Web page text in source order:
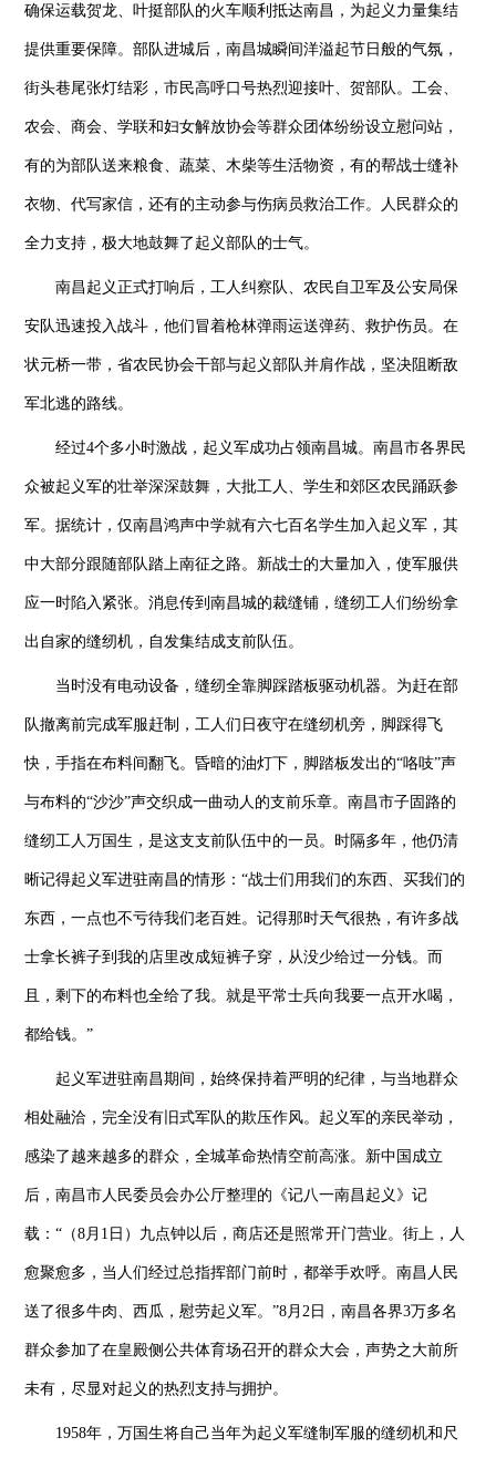
确保运载贺龙、叶挺部队的火车顺利抵达南昌，为起义力量集结
提供重要保障。部队进城后，南昌城瞬间洋溢起节日般的气氛，
街头巷尾张灯结彩，市民高呼口号热烈迎接叶、贺部队。工会、
农会、商会、学联和妇女解放协会等群众团体纷纷设立慰问站，
有的为部队送来粮食、蔬菜、木柴等生活物资，有的帮战士缝补
衣物、代写家信，还有的主动参与伤病员救治工作。人民群众的
全力支持，极大地鼓舞了起义部队的士气。
南昌起义正式打响后，工人纠察队、农民自卫军及公安局保
安队迅速投入战斗，他们冒着枪林弹雨运送弹药、救护伤员。在
状元桥一带，省农民协会干部与起义部队并肩作战，坚决阻断敌
军北逃的路线。
经过4个多小时激战，起义军成功占领南昌城。南昌市各界民
众被起义军的壮举深深鼓舞，大批工人、学生和郊区农民踊跃参
军。据统计，仅南昌鸿声中学就有六七百名学生加入起义军，其
中大部分跟随部队踏上南征之路。新战士的大量加入，使军服供
应一时陷入紧张。消息传到南昌城的裁缝铺，缝纫工人们纷纷拿
出自家的缝纫机，自发集结成支前队伍。
当时没有电动设备，缝纫全靠脚踩踏板驱动机器。为赶在部
队撤离前完成军服赶制，工人们日夜守在缝纫机旁，脚踩得飞
快，手指在布料间翻飞。昏暗的油灯下，脚踏板发出的“咯吱”声
与布料的“沙沙”声交织成一曲动人的支前乐章。南昌市子固路的
缝纫工人万国生，是这支支前队伍中的一员。时隔多年，他仍清
晰记得起义军进驻南昌的情形：“战士们用我们的东西、买我们的
东西，一点也不亏待我们老百姓。记得那时天气很热，有许多战
士拿长裤子到我的店里改成短裤子穿，从没少给过一分钱。而
且，剩下的布料也全给了我。就是平常士兵向我要一点开水喝，
都给钱。”
起义军进驻南昌期间，始终保持着严明的纪律，与当地群众
相处融洽，完全没有旧式军队的欺压作风。起义军的亲民举动，
感染了越来越多的群众，全城革命热情空前高涨。新中国成立
后，南昌市人民委员会办公厅整理的《记八一南昌起义》记
载：“（8月1日）九点钟以后，商店还是照常开门营业。街上，人
愈聚愈多，当人们经过总指挥部门前时，都举手欢呼。南昌人民
送了很多牛肉、西瓜，慰劳起义军。”8月2日，南昌各界3万多名
群众参加了在皇殿侧公共体育场召开的群众大会，声势之大前所
未有，尽显对起义的热烈支持与拥护。
1958年，万国生将自己当年为起义军缝制军服的缝纫机和尺